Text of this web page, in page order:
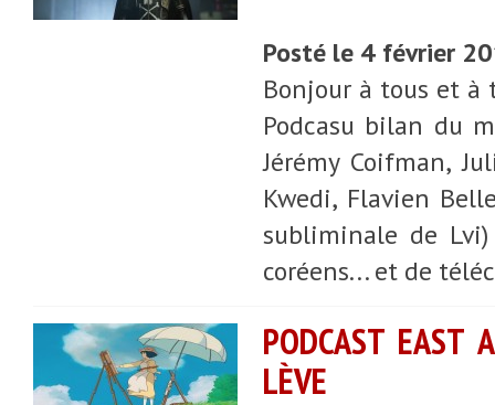
Posté le 4 février
Bonjour à tous et à
Podcasu bilan du
Jérémy Coifman,
Kwedi, Flavien
subliminale de
coréens... et de
PODCAST EAST
LÈVE